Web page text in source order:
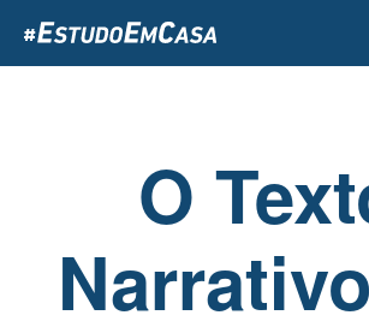
para
o
O